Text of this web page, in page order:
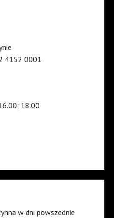
4152 0001
18.00
w dni powszednie